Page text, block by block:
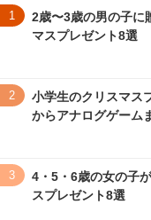
1
2歳〜3歳の男の子に
マスプレゼント8選
2
小学生のクリスマス
からアナログゲーム
3
4・5・6歳の女の子
スプレゼント8選